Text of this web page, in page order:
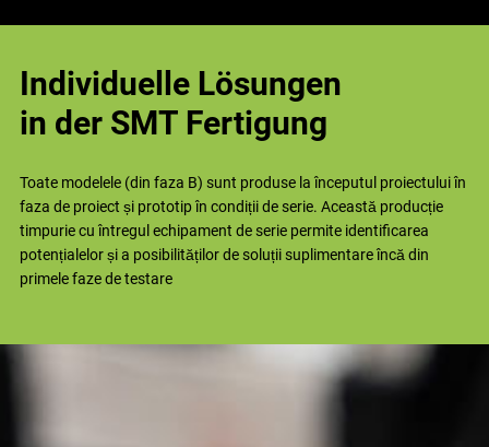
Individuelle Lösungen
in der SMT Fertigung
Toate modelele (din faza B) sunt produse la începutul proiectului în
faza de proiect și prototip în condiții de serie. Această producție
timpurie cu întregul echipament de serie permite identificarea
potențialelor și a posibilităților de soluții suplimentare încă din
primele faze de testare